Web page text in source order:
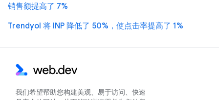
销售额提高了 7%
Trendyol 将 INP 降低了 50%，使点击率提高了 1%
我们希望帮助您构建美观、易于访问、快速